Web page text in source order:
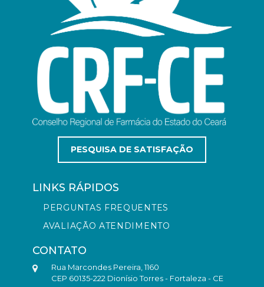
PESQUISA DE SATISFAÇÃO
LINKS RÁPIDOS
PERGUNTAS FREQUENTES
AVALIAÇÃO ATENDIMENTO
CONTATO
Rua Marcondes Pereira, 1160
CEP 60135-222 Dionísio Torres - Fortaleza - CE